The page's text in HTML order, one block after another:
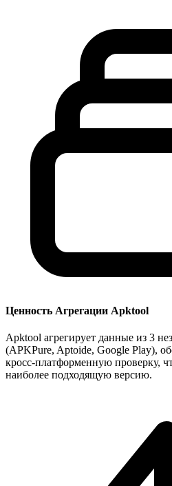
Ценность Агрегации Apktool
Apktool агрегирует данные из 3
(APKPure, Aptoide, Google Play),
кросс-платформенную проверку,
наиболее подходящую версию.